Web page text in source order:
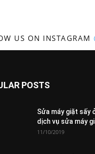
US ON INSTAGRAM
POSTS
Sửa máy giặt sấy
dịch vụ sửa máy
11/10/2019